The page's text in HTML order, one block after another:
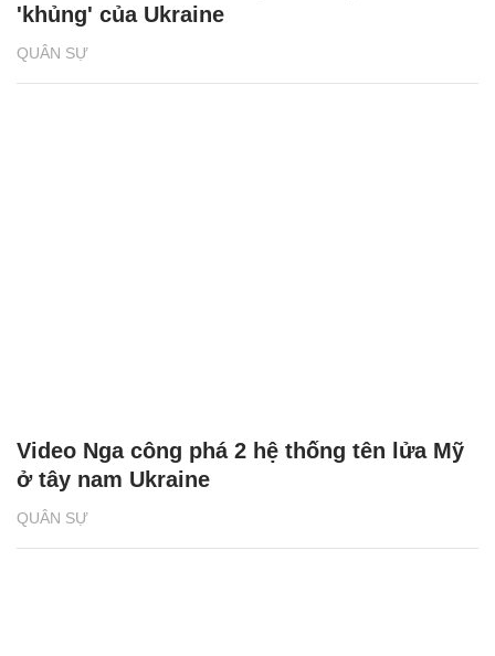
QUÂN SỰ
'khủng' của Ukraine
QUÂN SỰ
Video Nga công phá 2 hệ thống tên lửa Mỹ
ở tây nam Ukraine